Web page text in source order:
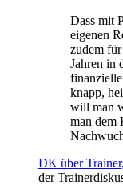
Dass mit
eigenen
zudem
Jahren in
knapp,
will man
man dem
DK über
der